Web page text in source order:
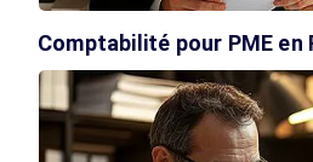
Comptabilité pour PME en